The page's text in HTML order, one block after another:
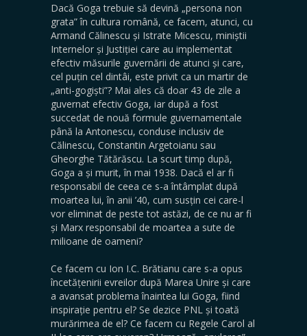
Dacă Goga trebuie să devină „persona non
grata” în cultura română, ce facem, atunci, cu
Armand Călinescu și Istrate Micescu, miniștii
Internelor și Justiției care au implementat
efectiv măsurile guvernării de atunci și care,
cel puțin cel dintâi, este privit ca un martir de
„anti-gogiști”? Mai ales că doar 43 de zile a
guvernat efectiv Goga, iar după a fost
succedat de nouă formule guvernamentale
până la Antonescu, conduse inclusiv de
Călinescu, Constantin Argetoianu sau
Gheorghe Tătărăscu. La scurt timp după,
Goga a și murit, în mai 1938. Dacă el ar fi
responsabil de ceea ce s-a întâmplat după
moartea lui, în anii ’40, cum susțin cei care-l
vor eliminat de peste tot astăzi, de ce nu ar fi
și Marx responsabil de moartea a sute de
milioane de oameni?
Ce facem cu Ion I.C. Brătianu care s-a opus
încetățenirii evreilor după Marea Unire și care
a avansat problema înaintea lui Goga, fiind
inspirație pentru el? Se dezice PNL și toată
murărimea de el? Ce facem cu Regele Carol al